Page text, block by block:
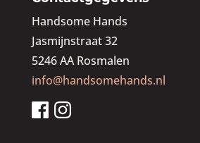
Handsome Hands
Jasmijnstraat 32
5246 AA Rosmalen
info@handsomehands.nl